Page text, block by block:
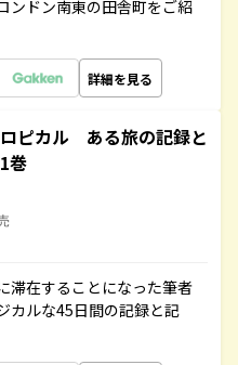
ンドン南東の田舎町をご紹
詳細を見る
ピカル ある旅の記録と
巻
滞在することになった筆者
カルな45日間の記録と記